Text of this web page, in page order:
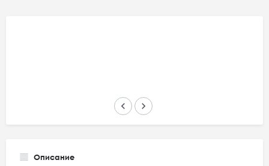
keyboard_arrow_left keyboard_arrow_right
Описание